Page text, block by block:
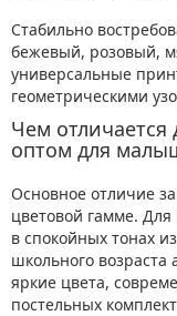
Стабильно
бежевый, розовый,
универсальные
геометрическими
Чем отличается
оптом для
Основное отличие
цветовой гамме.
в спокойных тонах
школьного
яркие цвета,
постельных